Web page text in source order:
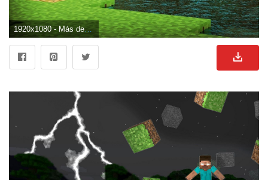
1920x1080 - Más de 75 fondos de pantalla de Minecraft. Fondo para computadora HD 1080p de Minecraft.